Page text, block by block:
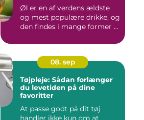
Øl er en af verdens ældste
og mest populære drikke, og
den findes i mange former ...
08. sep
Tøjpleje: Sådan forlænger
du levetiden på dine
favoritter
At passe godt på dit tøj
handler ikke kun om at